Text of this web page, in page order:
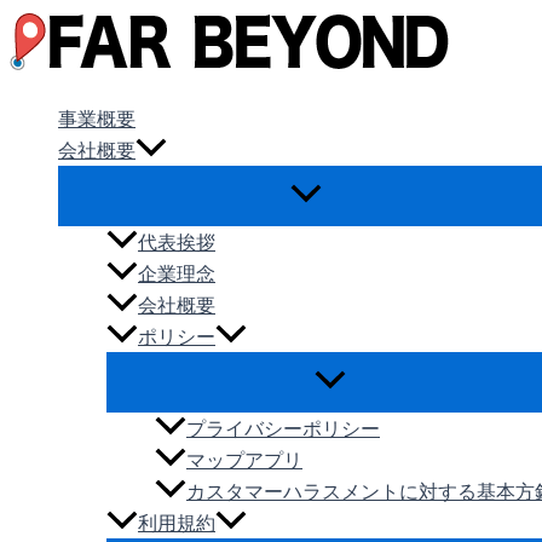
内
容
事業概要
会社概要
代表挨拶
企業理念
会社概要
ポリシー
プライバシーポリシー
マップアプリ
カスタマーハラスメントに対する基本方
利用規約